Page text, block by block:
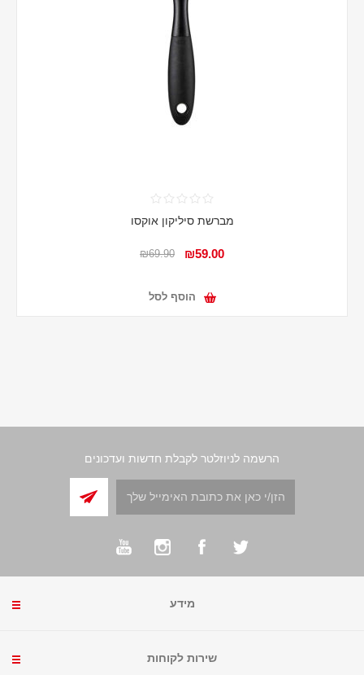
מברשת סיליקון אוקסו
₪59.00
₪69.90
הוסף לסל
הרשמה לניוזלטר לקבלת חדשות ועדכונים
מידע
שירות לקוחות